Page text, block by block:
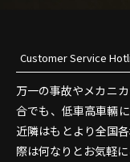
Customer Service
万一の事故やメカニ
合でも、低車高車輛
近隣はもとより全国
際は何なりとお気軽